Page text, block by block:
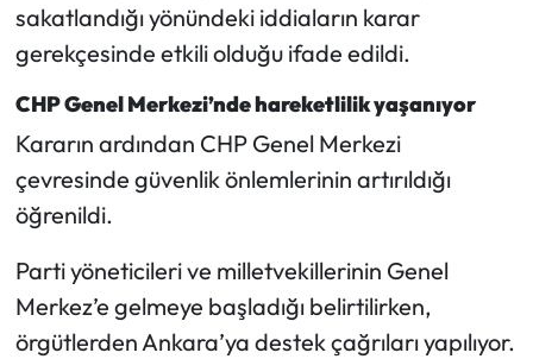
sakatlandığı yönündeki iddiaların karar
gerekçesinde etkili olduğu ifade edildi.
CHP Genel Merkezi’nde hareketlilik yaşanıyor
Kararın ardından CHP Genel Merkezi
çevresinde güvenlik önlemlerinin artırıldığı
öğrenildi.
Parti yöneticileri ve milletvekillerinin Genel
Merkez’e gelmeye başladığı belirtilirken,
örgütlerden Ankara’ya destek çağrıları yapılıyor.